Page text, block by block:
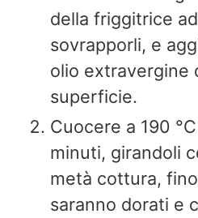
della friggitrice
sovrapporli, e
olio extravergine
superficie.
Cuocere a 190
minuti, girandoli
metà cottura,
saranno dorati e